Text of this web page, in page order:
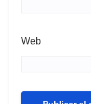
Web